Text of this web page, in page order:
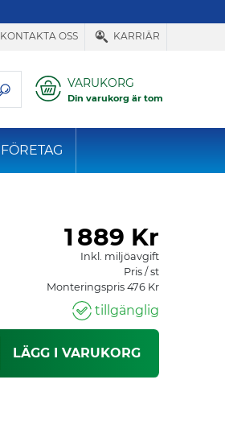
KONTAKTA OSS KARRIÄR
VARUKORG
Din varukorg är tom
FÖRETAG
1889 Kr
Inkl. miljöavgift
Pris / st
Monteringspris 476 Kr
tillgänglig
LÄGG I VARUKORG